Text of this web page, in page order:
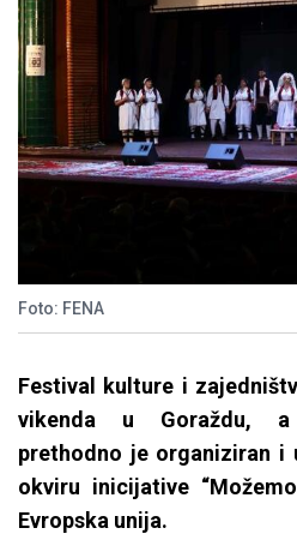
Foto: FENA
Festival kulture i
vikenda u Goraždu,
prethodno je organiziran i
okviru inicijative
Evropska unija.